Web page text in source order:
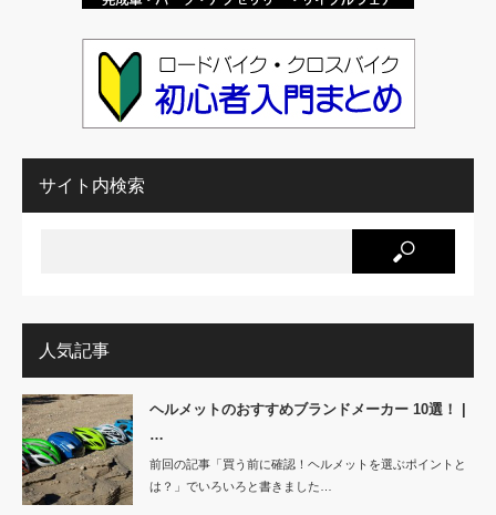
サイト内検索
人気記事
ヘルメットのおすすめブランドメーカー 10選！ |
…
前回の記事「買う前に確認！ヘルメットを選ぶポイントと
は？」でいろいろと書きました…